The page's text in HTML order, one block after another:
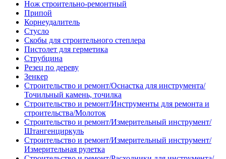
Нож строительно-ремонтный
Припой
Корнеудалитель
Стусло
Скобы для строительного степлера
Пистолет для герметика
Струбцина
Резец по дереву
Зенкер
Строительство и ремонт/Оснастка для инструмента/
Точильный камень, точилка
Строительство и ремонт/Инструменты для ремонта и
строительства/Молоток
Строительство и ремонт/Измерительный инструмент/
Штангенциркуль
Строительство и ремонт/Измерительный инструмент/
Измерительная рулетка